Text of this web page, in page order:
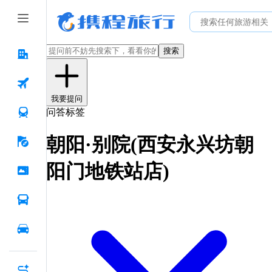
搜索
我要提问
问答标签
朝阳·别院(西安永兴坊朝
阳门地铁站店)